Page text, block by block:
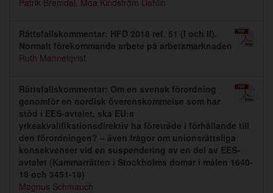
Patrik Bremdal, Moa Kindström Dahlin
Rättsfallskommentar: HFD 2018 ref. 51 (I och II).
Normalt förekommande arbete på arbetsmarknaden
Ruth Mannelqvist
Rättsfallskommentar: Om en svensk för­ordning
genomför en nordisk överens­kommelse som har
stöd i EES-avtalet, ska EU:s
yrkeskvalifikationsdirektiv ha företräde i förhållande till
den förordningen? – även frågor om unionsrättsliga
konsekvenser vid en suspendering av en del av EES-
avtalet (Kammarrätten i Stockholms domar i målen 1640-
18 och 3451-18)
Magnus Schmauch